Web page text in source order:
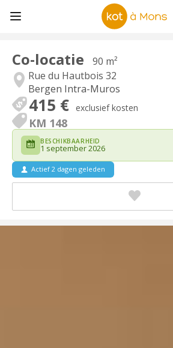
Co-locatie
90 m²
Rue du Hautbois 32
Bergen Intra-Muros
415 € exclusief kosten
KM 148
BESCHIKBAARHEID
1 september 2026
Actief 2 dagen geleden